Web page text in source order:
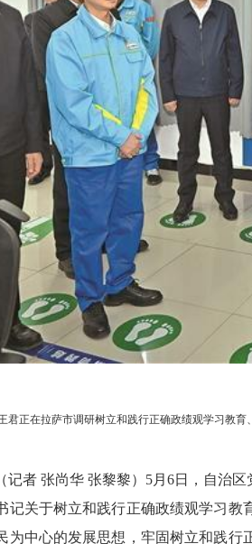
君正在拉萨市调研树立和践行正确政绩观学习教
记者 张尚华 张黎黎）5月6日，自治
记关于树立和践行正确政绩观学习
为中心的发展思想，牢固树立和践